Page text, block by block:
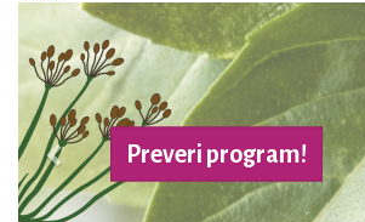
Preveri program!
Previous